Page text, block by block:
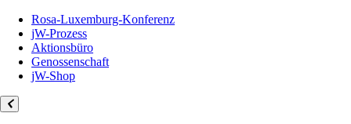
Rosa-Luxemburg-Konferenz
jW-Prozess
Aktionsbüro
Genossenschaft
jW-Shop